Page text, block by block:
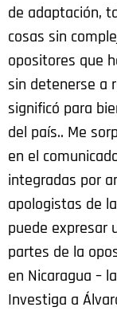
de adaptación,
cosas sin
opositores que
sin detenerse a
significó para
del país.. Me
en el
integradas por
apologistas de
puede expresar
partes de la
en Nicaragua –
Investiga a